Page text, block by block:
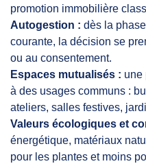
promotion immobilière
Autogestion : dès la
courante, la décision se
ou au consentement.
Espaces mutualisés : une
à des usages communs :
ateliers, salles festives,
Valeurs écologiques et
énergétique, matériaux
pour les plantes et moins